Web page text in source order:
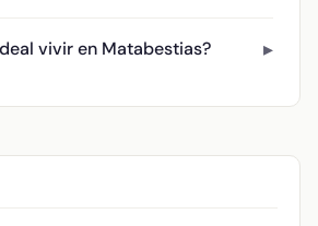
vivir en Matabestias?